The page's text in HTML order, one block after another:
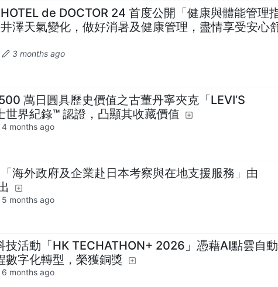
HOTEL de DOCTOR 24 首度公開「健康與體能管理
澤天氣變化，做好消暑及健康管理，盡情享受安心
3 months ago
萬日圓具歷史價值之古董丹寧夾克「LEVI’S
界紀錄™ 認證，凸顯其收藏價值
4 months ago
海外政府及企業赴日本考察與在地支援服務」由
5 months ago
技活動「HK TECHATHON+ 2026」憑藉AI點雲自
字化轉型，榮獲銅獎
6 months ago